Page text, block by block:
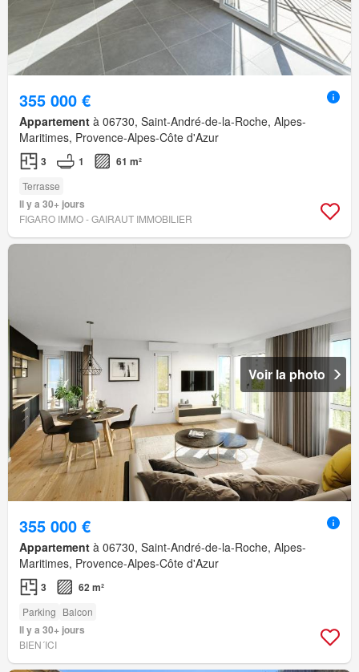
355 000 €
Appartement à 06730, Saint-André-de-la-Roche, Alpes-
Maritimes, Provence-Alpes-Côte d'Azur
3 1 61 m²
Terrasse
Il y a 30+ jours
FIGARO IMMO - GAIRAUT IMMOBILIER
Voir la photo
355 000 €
Appartement à 06730, Saint-André-de-la-Roche, Alpes-
Maritimes, Provence-Alpes-Côte d'Azur
3 62 m²
Parking Balcon
Il y a 30+ jours
BIEN´ICI